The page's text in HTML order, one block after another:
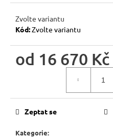
Zvolte variantu
Kód:Zvolte variantu
od 16 670 Kč
Kategorie:
Zeptat se
m
e
JÍDELNÍ
STŮL
344
Původně: